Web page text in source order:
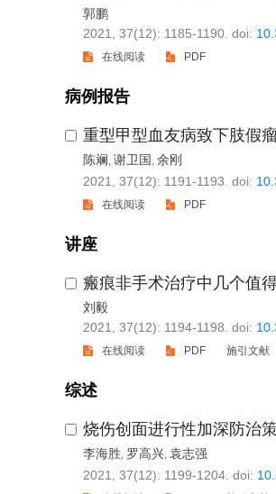
郭鹏
2021, 37(12): 1185-1190. doi:
在线阅读 PDF
病例报告
重型甲型血友病致下肢假
陈斓, 谢卫国 , 余刚
2021, 37(12): 1191-1193. doi:
在线阅读 PDF
讲座
瘢痕非手术治疗中几个值
刘毅
2021, 37(12): 1194-1198. doi:
在线阅读 PDF 施引文献
综述
烧伤创面进行性加深防治
李海胜, 罗高兴, 袁志强
2021, 37(12): 1199-1204. doi: